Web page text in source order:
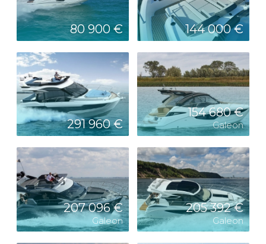
80 900 € 144 000 €
291 960 €
154 680 €
Galeon
207 096 €
Galeon
205 392 €
Galeon